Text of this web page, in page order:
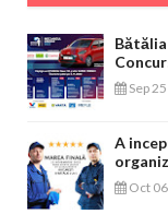
Sep
A
Oct